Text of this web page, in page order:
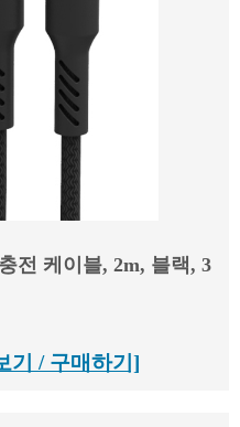
전 케이블, 2m, 블랙, 3
기 / 구매하기]